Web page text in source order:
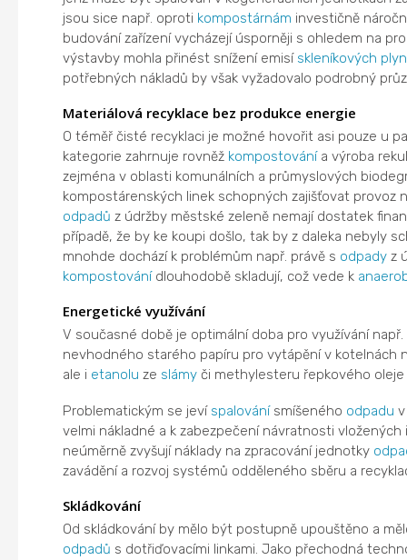
jsou sice např. oproti kompostárnám investičně
budování zařízení vycházejí úsporněji s ohledem na
výstavby mohla přinést snížení emisí skleníkových
potřebných nákladů by však vyžadovalo podrobný
Materiálová recyklace bez produkce energie
O téměř čisté recyklaci je možné hovořit asi pouze u
kategorie zahrnuje rovněž kompostovánía výroba
zejména v oblasti komunálních a průmyslových
kompostárenských linek schopných zajišťovat provoz
odpadů z údržby městské zeleně nemají dostatek
případě, že by ke koupi došlo, tak by z daleka nebyly
mnohde dochází k problémům např. právě s odpady z
kompostovánídlouhodobě skladují, což vede k
Energetické využívání
V současné době je optimální doba pro využívání
nevhodného starého papíru pro vytápění v kotelnách
ale i etanolu ze slámy či methylesteru řepkového
Problematickým se jeví spalovánísmíšeného odpadu
velmi nákladné a k zabezpečení návratnosti
neúměrně zvyšují náklady na zpracování jednotky
zavádění a rozvoj systémů odděleného sběru a
Skládkování
Od skládkování by mělo být postupně upouštěno a
odpadů s dotřiďovacími linkami. Jako přechodná